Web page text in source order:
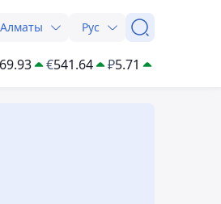
Алматы Рус
€541.64 ₽5.71